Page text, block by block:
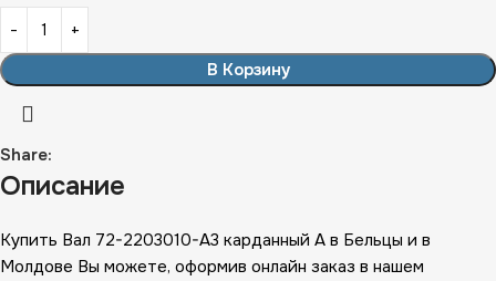
В Корзину
Share:
Описание
Купить Вал 72-2203010-А3 карданный А в Бельцы и в
Молдове Вы можете, оформив онлайн заказ в нашем